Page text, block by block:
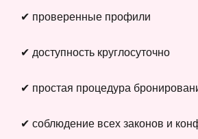
✔ проверенные профили
✔ доступность круглосуточно
✔ простая процедура
✔ соблюдение всех законов и